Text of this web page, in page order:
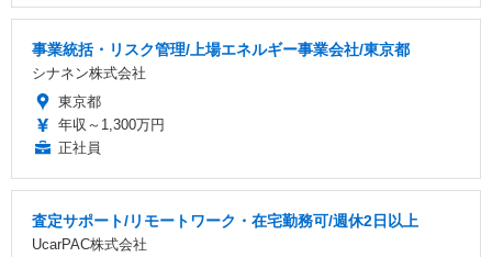
事業統括・リスク管理/上場エネルギー事業会社/東京都
シナネン株式会社
東京都
年収～1,300万円
正社員
査定サポート/リモートワーク・在宅勤務可/週休2日以上
UcarPAC株式会社